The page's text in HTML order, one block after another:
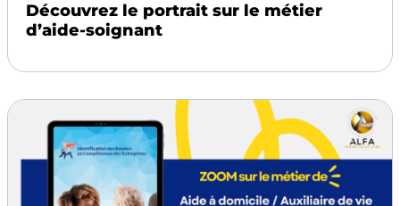
Découvrez le portrait sur le métier
d’aide-soignant